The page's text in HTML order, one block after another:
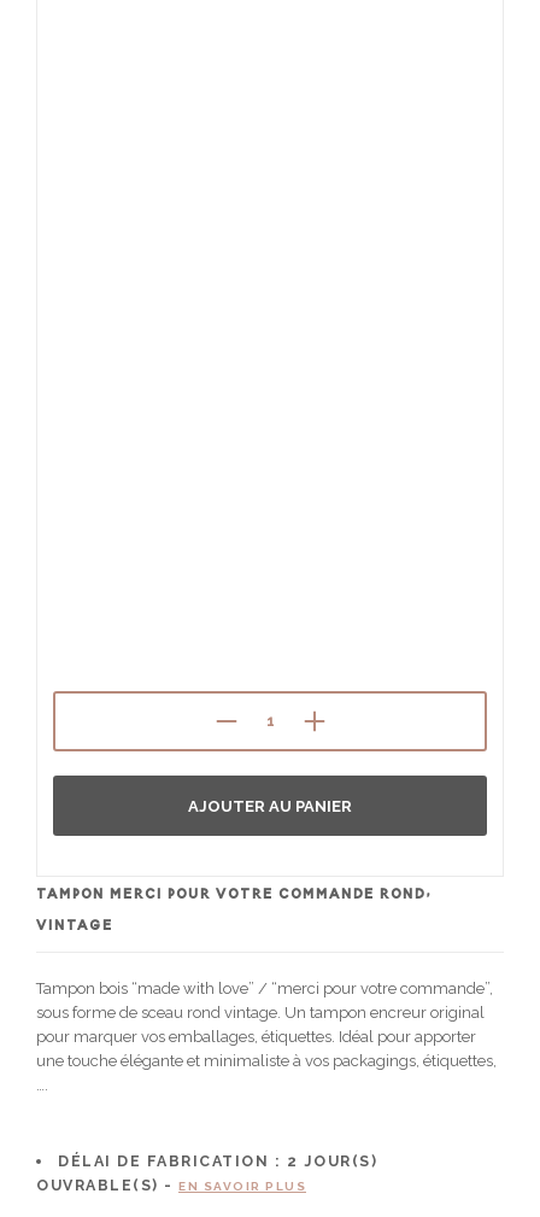
TAMPON MERCI POUR VOTRE COMMANDE ROND,
VINTAGE
Tampon bois “made with love” / “merci pour votre commande”,
sous forme de sceau rond vintage. Un tampon encreur original
pour marquer vos emballages, étiquettes. Idéal pour apporter
une touche élégante et minimaliste à vos packagings, étiquettes,
DÉLAI DE FABRICATION : 2 JOUR(S)
OUVRABLE(S) -
EN SAVOIR PLUS
AJOUTER AU PANIER